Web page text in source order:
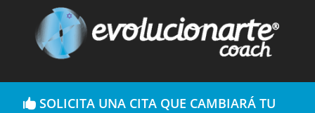
SOLICITA UNA CITA QUE CAMBIARÁ TU